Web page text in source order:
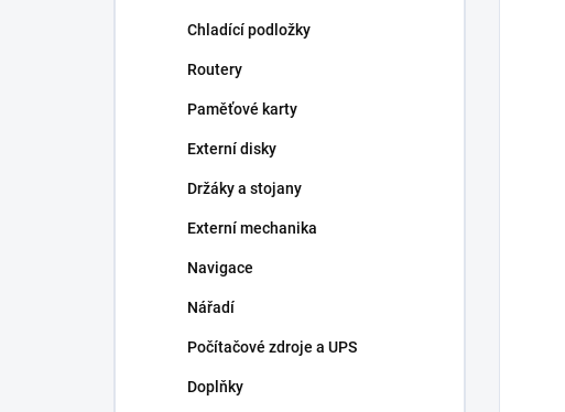
Chladící podložky
Routery
Paměťové karty
Externí disky
Držáky a stojany
Externí mechanika
Navigace
Nářadí
Počítačové zdroje a UPS
Doplňky